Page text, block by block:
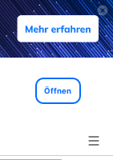
Öffnen